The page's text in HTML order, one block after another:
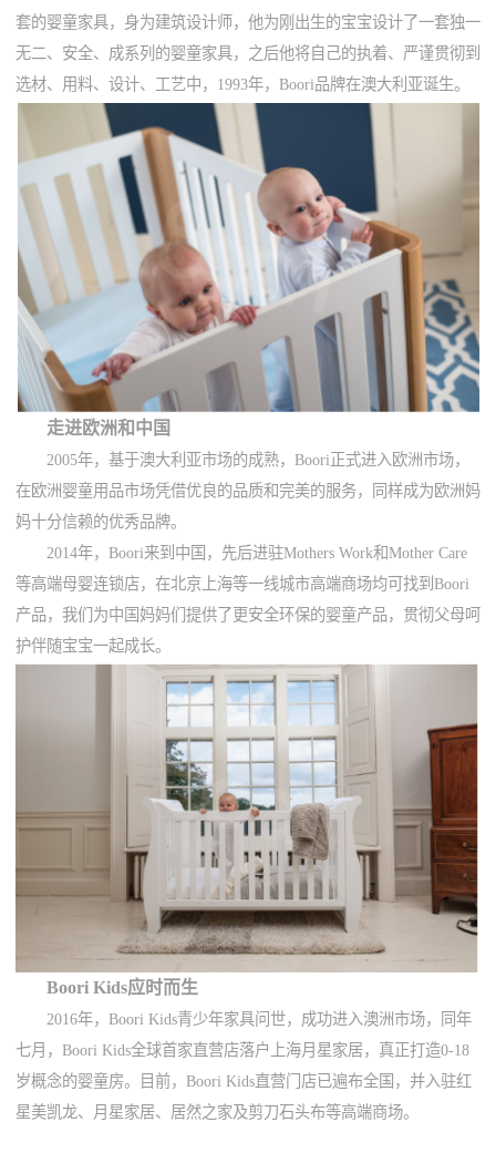
套的婴童家具，身为建筑设计师，他为刚出生的宝宝设计了一套独一
无二、安全、成系列的婴童家具，之后他将自己的执着、严谨贯彻到
选材、用料、设计、工艺中，1993年，Boori品牌在澳大利亚诞生。
走进欧洲和中国
2005年，基于澳大利亚市场的成熟，Boori正式进入欧洲市场，
在欧洲婴童用品市场凭借优良的品质和完美的服务，同样成为欧洲妈
妈十分信赖的优秀品牌。
2014年，Boori来到中国，先后进驻Mothers Work和Mother Care
等高端母婴连锁店，在北京上海等一线城市高端商场均可找到Boori
产品，我们为中国妈妈们提供了更安全环保的婴童产品，贯彻父母呵
护伴随宝宝一起成长。
Boori Kids应时而生
2016年，Boori Kids青少年家具问世，成功进入澳洲市场，同年
七月，Boori Kids全球首家直营店落户上海月星家居，真正打造0-18
岁概念的婴童房。目前，Boori Kids直营门店已遍布全国，并入驻红
星美凯龙、月星家居、居然之家及剪刀石头布等高端商场。